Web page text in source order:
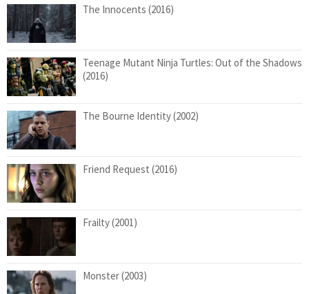
The Innocents (2016)
Teenage Mutant Ninja Turtles: Out of the Shadows
(2016)
The Bourne Identity (2002)
Friend Request (2016)
Frailty (2001)
Monster (2003)